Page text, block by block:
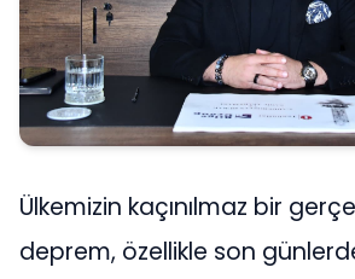
Ülkemizin kaçınılmaz bir
deprem, özellikle son